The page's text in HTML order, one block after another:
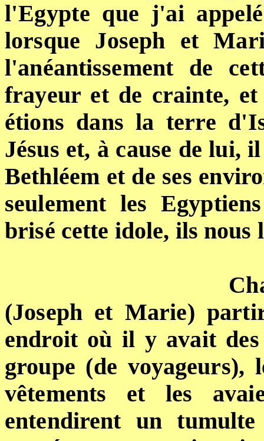
l'Egypte que j'ai
lorsque Joseph et
l'anéantissement de
frayeur et de crainte,
étions dans la terre
Jésus et, à cause de lui,
Bethléem et de ses
seulement les Egyptiens
brisé cette idole, ils
(Joseph et Marie)
endroit où il y avait
groupe (de voyageurs),
vêtements et les
entendirent un